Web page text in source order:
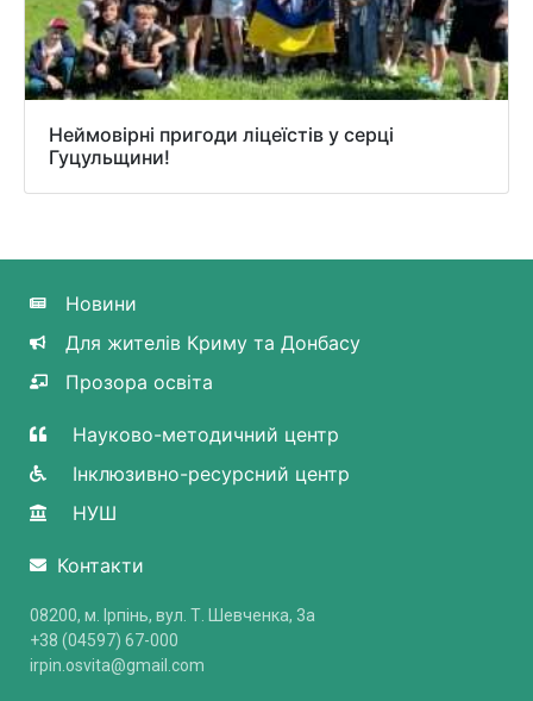
Неймовірні пригоди ліцеїстів у серці
Гуцульщини!
Новини
Для жителів Криму та Донбасу
Прозора освіта
Науково-методичний центр
Інклюзивно-ресурсний центр
НУШ
Контакти
08200, м. Ірпінь, вул. Т. Шевченка, 3a
+38 (04597) 67-000
irpin.osvita@gmail.com